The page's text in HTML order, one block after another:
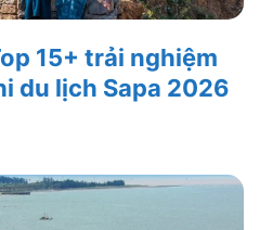
15+ trải nghiệm
du lịch Sapa 2026